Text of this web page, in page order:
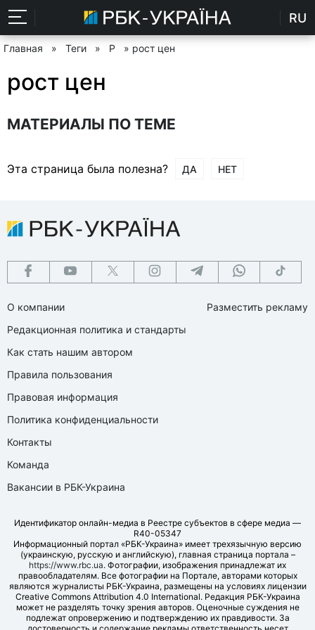
RU
Главная » Теги » Р » рост цен
рост цен
МАТЕРИАЛЫ ПО ТЕМЕ
Эта страница была полезна? ДА НЕТ
О компании
Редакционная политика и стандарты
Как стать нашим автором
Правила пользования
Правовая информация
Политика конфиденциальности
Контакты
Команда
Вакансии в РБК-Украина
Разместить рекламу
Идентификатор онлайн-медиа в Реестре субъектов в сфере медиа —
R40-05347
Информационный портал «РБК-Украина» имеет трехязычную версию
(украинскую, русскую и английскую), главная страница портала –
https://www.rbc.ua. Фотографии, изображения принадлежат их
правообладателям. Все фотографии на Портале, авторами которых
являются журналисты РБК-Украина, размещены на условиях лицензии
Creative Commons Attribution 4.0 International. Редакция РБК-Украина
может не разделять точку зрения авторов. Оценочные суждения не
подлежат опровержению и подтверждению их правдивости. За